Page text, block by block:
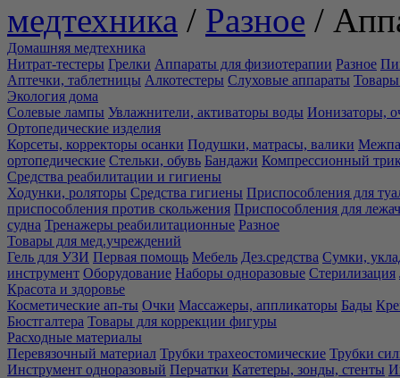
медтехника / Разное /
Домашняя медтехника
Нитрат-тестеры Грелки Аппараты для физиотерапии Разное
Аптечки, таблетницы Алкотестеры Слуховые аппараты Товары
Экология дома
Солевые лампы Увлажнители, активаторы воды Ионизаторы,
Ортопедические изделия
Корсеты, корректоры осанки Подушки, матрасы, валики
ортопедические Стельки, обувь Бандажи Компрессионный
Средства реабилитации и гигиены
Ходунки, роляторы Средства гигиены Приспособления для
приспособления против скольжения Приспособления для
судна Тренажеры реабилитационные Разное
Товары для мед.учреждений
Гель для УЗИ Первая помощь Мебель Дез.средства Сумки,
инструмент Оборудование Наборы одноразовые Стерилизация
Красота и здоровье
Косметические ап-ты Очки Массажеры, аппликаторы Бады
Бюстгалтера Товары для коррекции фигуры
Расходные материалы
Перевязочный материал Трубки трахеостомические Трубки
Инструмент одноразовый Перчатки Катетеры, зонды, стенты